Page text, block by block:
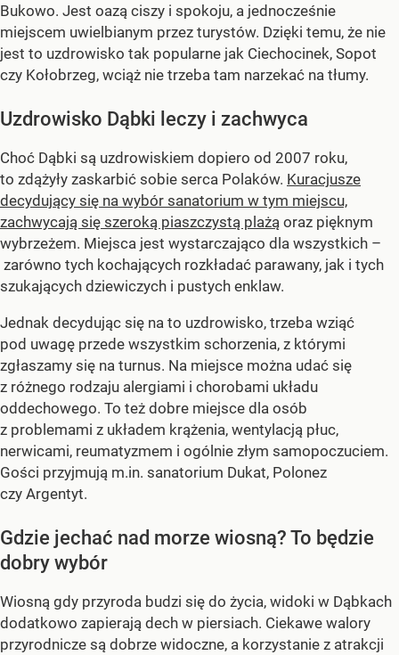
Bukowo. Jest oazą ciszy i spokoju, a jednocześnie
miejscem uwielbianym przez turystów. Dzięki temu, że nie
jest to uzdrowisko tak popularne jak Ciechocinek, Sopot
czy Kołobrzeg, wciąż nie trzeba tam narzekać na tłumy.
Uzdrowisko Dąbki leczy i zachwyca
Choć Dąbki są uzdrowiskiem dopiero od 2007 roku,
to zdążyły zaskarbić sobie serca Polaków. Kuracjusze
decydujący się na wybór sanatorium w tym miejscu,
zachwycają się szeroką piaszczystą plażą oraz pięknym
wybrzeżem. Miejsca jest wystarczająco dla wszystkich –
zarówno tych kochających rozkładać parawany, jak i tych
szukających dziewiczych i pustych enklaw.
Jednak decydując się na to uzdrowisko, trzeba wziąć
pod uwagę przede wszystkim schorzenia, z którymi
zgłaszamy się na turnus. Na miejsce można udać się
z różnego rodzaju alergiami i chorobami układu
oddechowego. To też dobre miejsce dla osób
z problemami z układem krążenia, wentylacją płuc,
nerwicami, reumatyzmem i ogólnie złym samopoczuciem.
Gości przyjmują m.in. sanatorium Dukat, Polonez
czy Argentyt.
Gdzie jechać nad morze wiosną? To będzie
dobry wybór
Wiosną gdy przyroda budzi się do życia, widoki w Dąbkach
dodatkowo zapierają dech w piersiach. Ciekawe walory
przyrodnicze są dobrze widoczne, a korzystanie z atrakcji